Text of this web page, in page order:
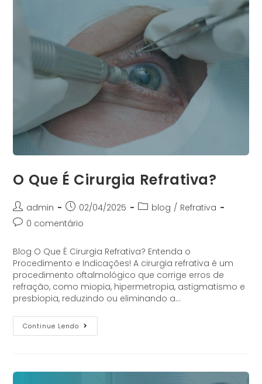
O Que É Cirurgia Refrativa?
admin 02/04/2025 blog / Refrativa
0 comentário
Blog O Que É Cirurgia Refrativa? Entenda o
Procedimento e Indicações! A cirurgia refrativa é um
procedimento oftalmológico que corrige erros de
refração, como miopia, hipermetropia, astigmatismo e
presbiopia, reduzindo ou eliminando a…
Continue Lendo